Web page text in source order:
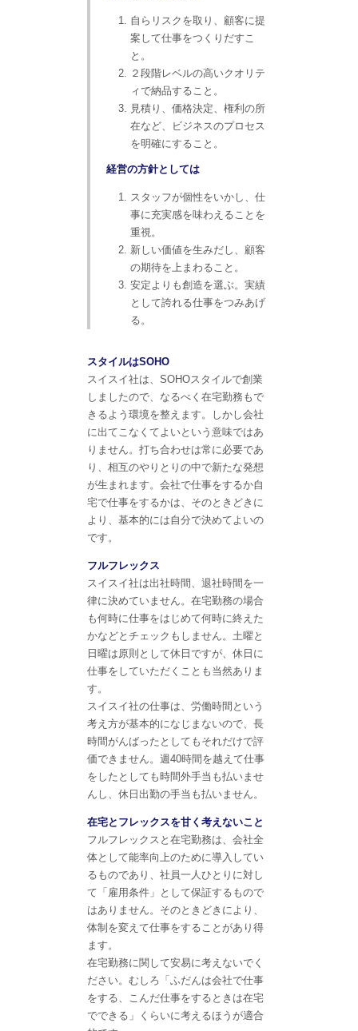
自らリスクを取り、顧客に提
案して仕事をつくりだすこ
と。
２段階レベルの高いクオリテ
ィで納品すること。
見積り、価格決定、権利の所
在など、ビジネスのプロセス
を明確にすること。
経営の方針としては
スタッフが個性をいかし、仕
事に充実感を味わえることを
重視。
新しい価値を生みだし、顧客
の期待を上まわること。
安定よりも創造を選ぶ。実績
として誇れる仕事をつみあげ
る。
スタイルはSOHO
スイスイ社は、SOHOスタイルで創業
しましたので、なるべく在宅勤務もで
きるよう環境を整えます。しかし会社
に出てこなくてよいという意味ではあ
りません。打ち合わせは常に必要であ
り、相互のやりとりの中で新たな発想
が生まれます。会社で仕事をするか自
宅で仕事をするかは、そのときどきに
より、基本的には自分で決めてよいの
です。
フルフレックス
スイスイ社は出社時間、退社時間を一
律に決めていません。在宅勤務の場合
も何時に仕事をはじめて何時に終えた
かなどとチェックもしません。土曜と
日曜は原則として休日ですが、休日に
仕事をしていただくことも当然ありま
す。
スイスイ社の仕事は、労働時間という
考え方が基本的になじまないので、長
時間がんばったとしてもそれだけで評
価できません。週40時間を越えて仕事
をしたとしても時間外手当も払いませ
んし、休日出勤の手当も払いません。
在宅とフレックスを甘く考えないこと
フルフレックスと在宅勤務は、会社全
体として能率向上のために導入してい
るものであり、社員一人ひとりに対し
て「雇用条件」として保証するもので
はありません。そのときどきにより、
体制を変えて仕事をすることがあり得
ます。
在宅勤務に関して安易に考えないでく
ださい。むしろ「ふだんは会社で仕事
をする、こんだ仕事をするときは在宅
でできる」くらいに考えるほうが適合